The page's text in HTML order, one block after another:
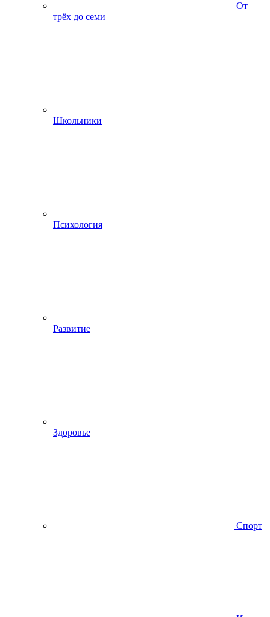
От
трёх до семи
Школьники
Психология
Развитие
Здоровье
Спорт